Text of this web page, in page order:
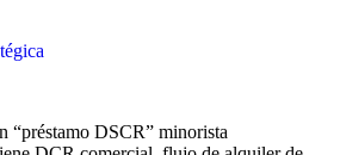
“préstamo DSCR” minorista